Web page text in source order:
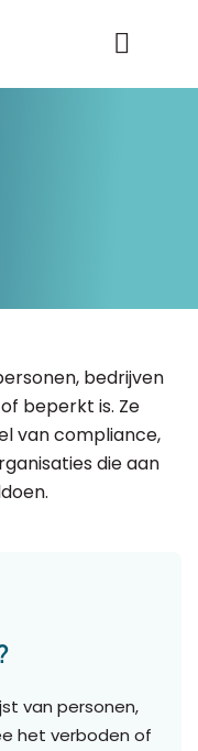
bedrijven
beperkt is. Ze
van compliance,
die aan
van personen,
het verboden of